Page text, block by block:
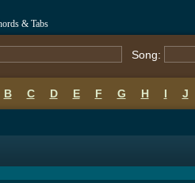
& Tabs
Song:
B C D E F G H I J